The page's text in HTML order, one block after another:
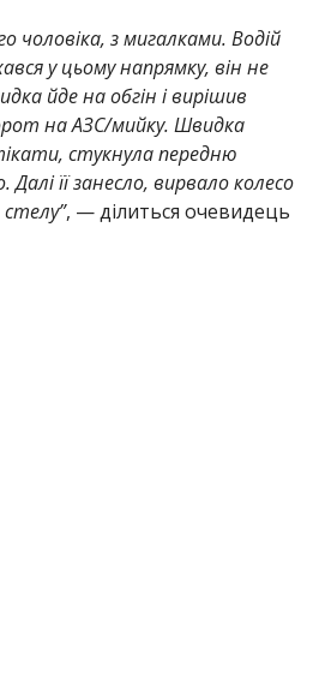
чоловіка, з мигалками. Водій
у цьому напрямку, він не
йде на обгін і вирішив
на АЗС/мийку. Швидка
стукнула передню
її занесло, вирвало колесо
стелу”, — ділиться очевидець